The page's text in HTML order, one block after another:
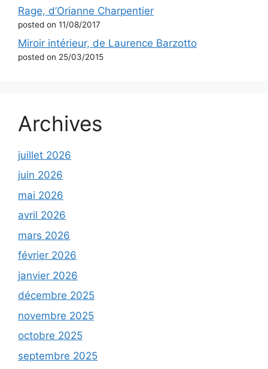
Rage, d’Orianne Charpentier
posted on 11/08/2017
Miroir intérieur, de Laurence Barzotto
posted on 25/03/2015
Archives
juillet 2026
juin 2026
mai 2026
avril 2026
mars 2026
février 2026
janvier 2026
décembre 2025
novembre 2025
octobre 2025
septembre 2025